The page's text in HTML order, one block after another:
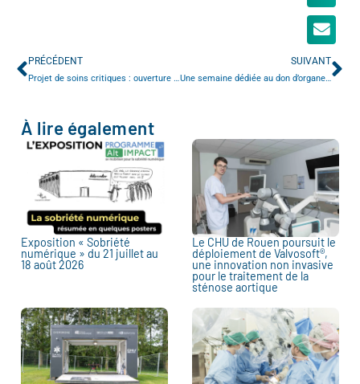
PRÉCÉDENT
Projet de soins critiques : ouverture de l’USIP chirurgicale
SUIVANT
Une semaine dédiée au don d’organes au CHU et à l’Université de Rouen
À lire également
Exposition « Sobriété
numérique » du 21 juillet au
18 août 2026
Le CHU de Rouen poursuit le
déploiement de Valvosoft®,
une innovation non invasive
pour le traitement de la
sténose aortique